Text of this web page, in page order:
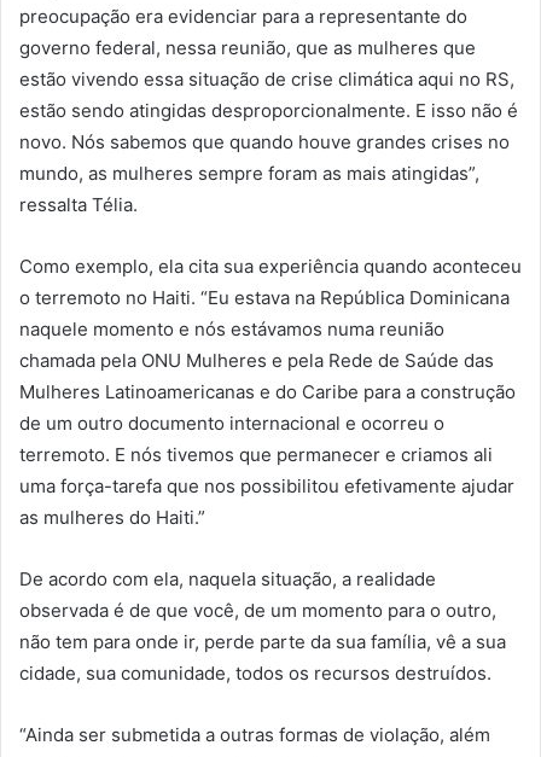
preocupação era evidenciar para a representante do
governo federal, nessa reunião, que as mulheres que
estão vivendo essa situação de crise climática aqui no RS,
estão sendo atingidas desproporcionalmente. E isso não é
novo. Nós sabemos que quando houve grandes crises no
mundo, as mulheres sempre foram as mais atingidas”,
ressalta Télia.
Como exemplo, ela cita sua experiência quando aconteceu
o terremoto no Haiti. “Eu estava na República Dominicana
naquele momento e nós estávamos numa reunião
chamada pela ONU Mulheres e pela Rede de Saúde das
Mulheres Latinoamericanas e do Caribe para a construção
de um outro documento internacional e ocorreu o
terremoto. E nós tivemos que permanecer e criamos ali
uma força-tarefa que nos possibilitou efetivamente ajudar
as mulheres do Haiti.”
De acordo com ela, naquela situação, a realidade
observada é de que você, de um momento para o outro,
não tem para onde ir, perde parte da sua família, vê a sua
cidade, sua comunidade, todos os recursos destruídos.
“Ainda ser submetida a outras formas de violação, além